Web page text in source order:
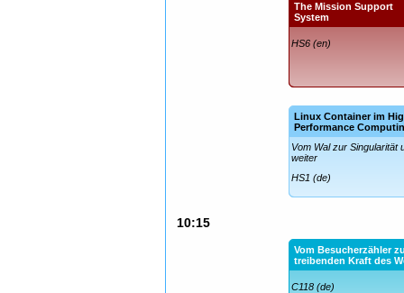
The Mission Support
System
HS6 (en)
Linux Container im
Performance
Vom Wal zur Singularität
weiter
HS1 (de)
10:15
Vom Besucherzähler
treibenden Kraft des
C118 (de)